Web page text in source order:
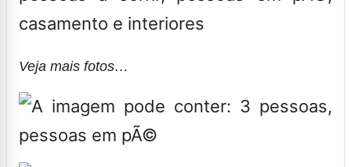
Veja mais fotos…